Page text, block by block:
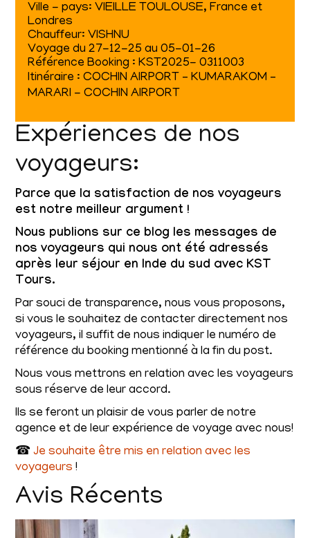
Ville - pays: VIEILLE TOULOUSE, France et
Londres
Chauffeur: VISHNU
Voyage du 27-12-25 au 05-01-26
Référence Booking : KST2025- 0311003
Itinéraire : COCHIN AIRPORT – KUMARAKOM –
MARARI - COCHIN AIRPORT
Expériences de nos
voyageurs:
Parce que la satisfaction de nos voyageurs
est notre meilleur argument !
Nous publions sur ce blog les messages de
nos voyageurs qui nous ont été adressés
après leur séjour en Inde du sud avec KST
Tours.
Par souci de transparence, nous vous proposons,
si vous le souhaitez de contacter directement nos
voyageurs, il suffit de nous indiquer le numéro de
référence du booking mentionné à la fin du post.
Nous vous mettrons en relation avec les voyageurs
sous réserve de leur accord.
Ils se feront un plaisir de vous parler de notre
agence et de leur expérience de voyage avec nous!
☎Je souhaite être mis en relation avec les
voyageurs !
Avis Récents